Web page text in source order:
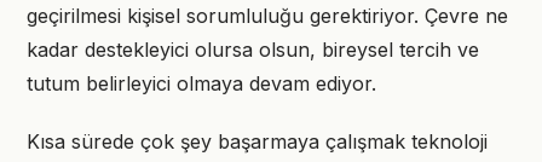
geçirilmesi kişisel sorumluluğu gerektiriyor. Çevre ne
kadar destekleyici olursa olsun, bireysel tercih ve
tutum belirleyici olmaya devam ediyor.
Kısa sürede çok şey başarmaya çalışmak teknoloji